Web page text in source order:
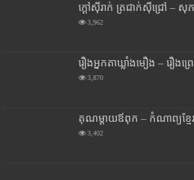
ក្តៅស៊ីរាក់ ត្រជាក់ស៊ីជ្រៅ – សុ
3,962
រឿងអ្នកតាឃ្លាំងមឿង – រឿងព្រេ
3,870
គុណម្តាយឪពុក – កំណាព្យខ្មែរ
3,402